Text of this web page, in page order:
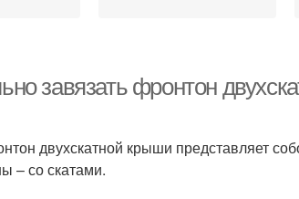
завязать фронтон
двухскатной крыши представляет
– со скатами.